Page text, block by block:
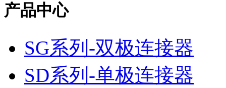
产品中心
SG系列-双极连接器
SD系列-单极连接器